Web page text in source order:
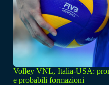
Volley VNL, Italia-USA:
e probabili formazioni